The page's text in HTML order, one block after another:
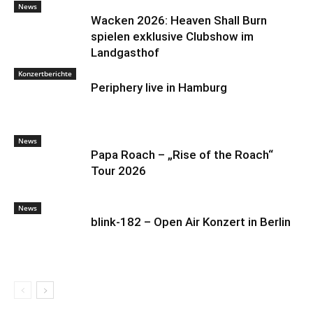
News
Wacken 2026: Heaven Shall Burn
spielen exklusive Clubshow im
Landgasthof
Konzertberichte
Periphery live in Hamburg
News
Papa Roach – „Rise of the Roach“
Tour 2026
News
blink-182 – Open Air Konzert in Berlin